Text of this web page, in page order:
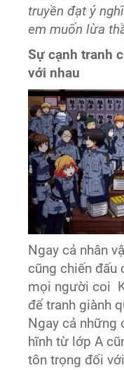
truyền đạt ý
em muốn lừa
Sự cạnh tranh
với nhau
Ngay cả nhân
cũng chiến đấu
mọi người coi
để tranh giành
Ngay cả những
hĩnh từ lớp A
tôn trọng đối